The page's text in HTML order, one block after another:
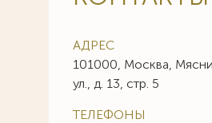
АДРЕС
101000, Москва,
ул., д. 13, стр. 5
ТЕЛЕФОНЫ